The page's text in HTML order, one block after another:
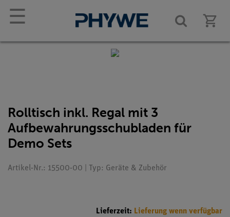
☰
Rolltisch inkl. Regal mit 3
Aufbewahrungsschubladen für
Demo Sets
Artikel-Nr.: 15500-00 | Typ: Geräte & Zubehör
Lieferzeit: Lieferung wenn verfügbar